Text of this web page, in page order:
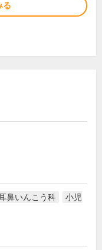
る
鼻いんこう科
小児